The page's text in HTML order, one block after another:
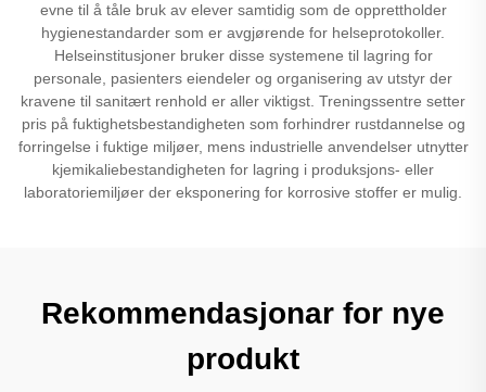
evne til å tåle bruk av elever samtidig som de opprettholder
hygienestandarder som er avgjørende for helseprotokoller.
Helseinstitusjoner bruker disse systemene til lagring for
personale, pasienters eiendeler og organisering av utstyr der
kravene til sanitært renhold er aller viktigst. Treningssentre setter
pris på fuktighetsbestandigheten som forhindrer rustdannelse og
forringelse i fuktige miljøer, mens industrielle anvendelser utnytter
kjemikaliebestandigheten for lagring i produksjons- eller
laboratoriemiljøer der eksponering for korrosive stoffer er mulig.
Rekommendasjonar for nye
produkt